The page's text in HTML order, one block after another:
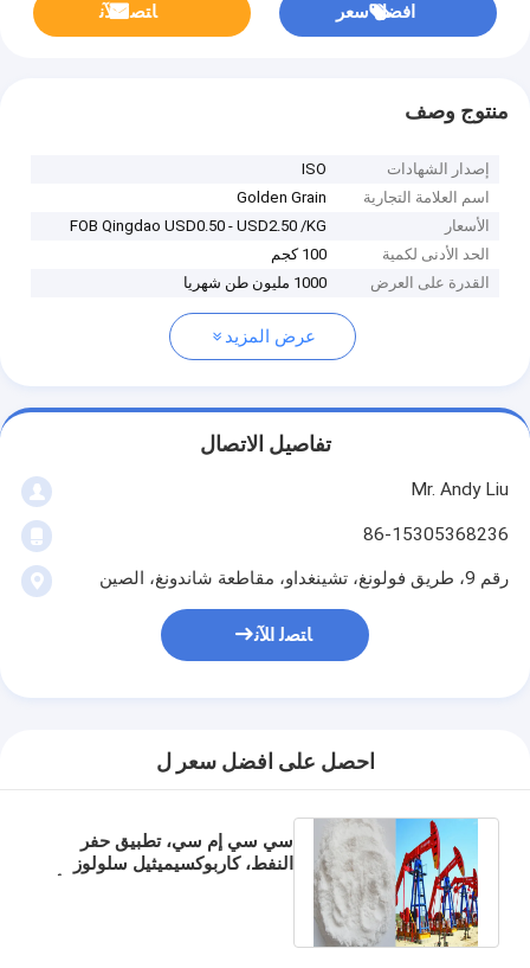
افضل سعر ﺎﺘﺼﻟ ﺍﻶﻧ
منتوج وصف
إصدار الشهادات
ISO
اسم العلامة التجارية
Golden Grain
الأسعار
FOB Qingdao USD0.50 - USD2.50 /KG
الحد الأدنى لكمية
100 كجم
القدرة على العرض
1000 مليون طن شهريا
عرض المزيد
تفاصيل الاتصال
Mr. Andy Liu
86-15305368236
رقم 9، طريق فولونغ، تشينغداو، مقاطعة شاندونغ، الصين
ﺎﺘﺼﻟ ﺍﻶﻧ
احصل على افضل سعر ل
سي سي إم سي، تطبيق حفر
النفط، كاربوكسيميثيل سلولوز